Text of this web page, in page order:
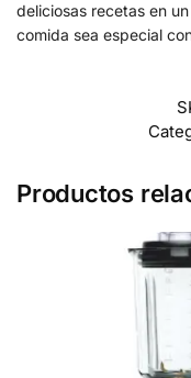
deliciosas recetas en
comida sea especial
Productos